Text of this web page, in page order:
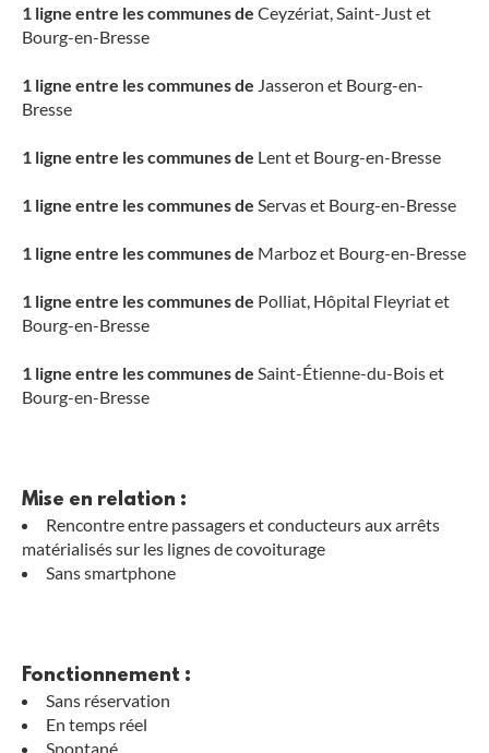
1 ligne entre les communes de Ceyzériat, Saint-Just et
Bourg-en-Bresse
1 ligne entre les communes de Jasseron et Bourg-en-
Bresse
1 ligne entre les communes de Lent et Bourg-en-Bresse
1 ligne entre les communes de Servas et Bourg-en-Bresse
1 ligne entre les communes de Marboz et Bourg-en-Bresse
1 ligne entre les communes de Polliat, Hôpital Fleyriat et
Bourg-en-Bresse
1 ligne entre les communes de Saint-Étienne-du-Bois et
Bourg-en-Bresse
Mise en relation :
Rencontre entre passagers et conducteurs aux arrêts
matérialisés sur les lignes de covoiturage
Sans smartphone
Fonctionnement :
Sans réservation
En temps réel
Spontané